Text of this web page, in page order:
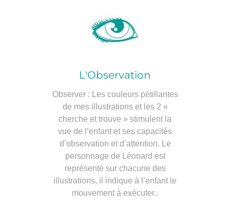
L'Observation
Observer : Les couleurs pétillantes
de mes illustrations et les 2 «
cherche et trouve » stimulent la
vue de l’enfant et ses capacités
d’observation et d’attention. Le
personnage de Léonard est
représenté sur chacune des
illustrations, il indique à l’enfant le
mouvement à exécuter..